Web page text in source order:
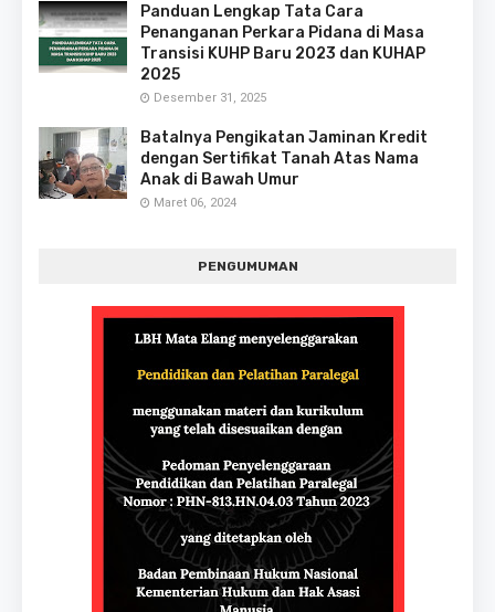
Panduan Lengkap Tata Cara
Penanganan Perkara Pidana di Masa
Transisi KUHP Baru 2023 dan KUHAP
2025
Desember 31, 2025
Batalnya Pengikatan Jaminan Kredit
dengan Sertifikat Tanah Atas Nama
Anak di Bawah Umur
Maret 06, 2024
PENGUMUMAN